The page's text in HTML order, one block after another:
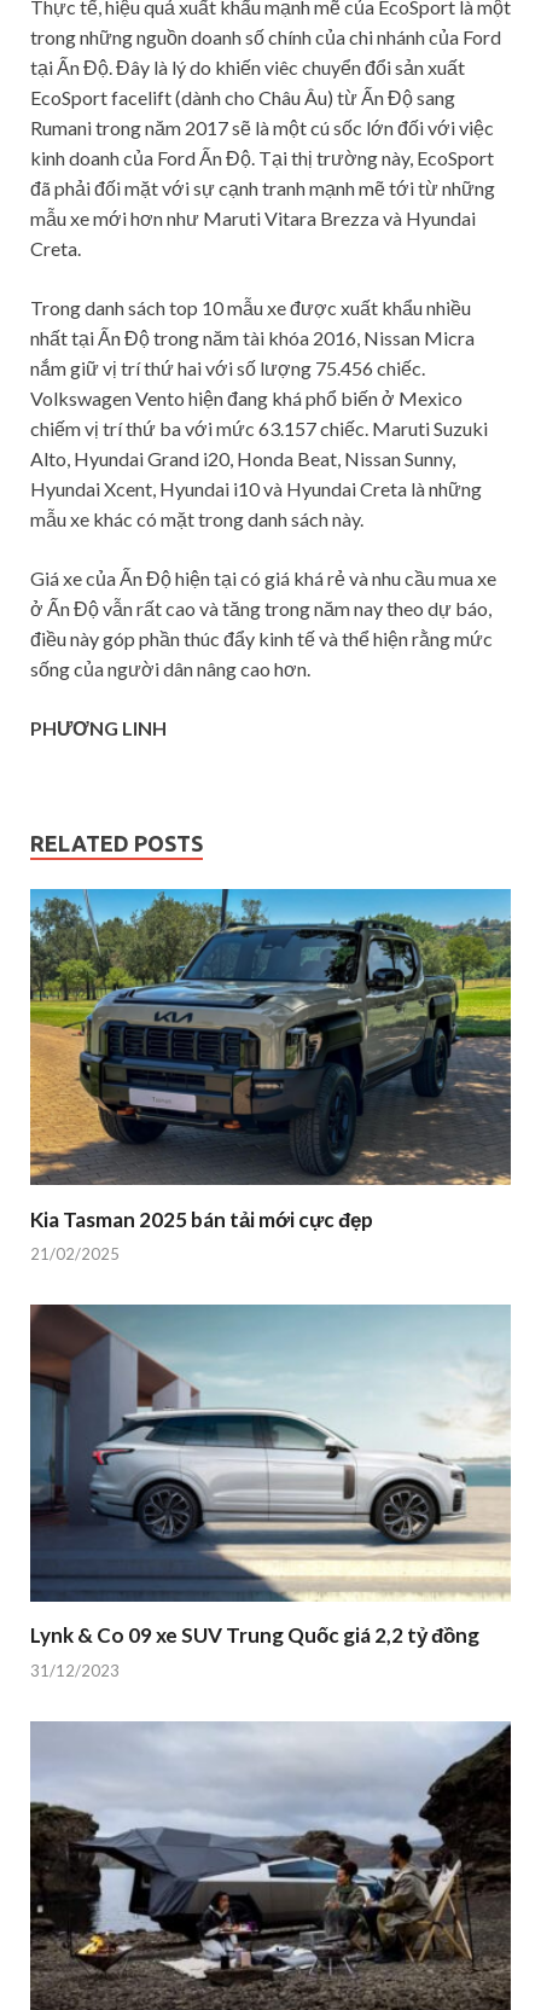
Thực tế, hiệu quả xuất khẩu mạnh mẽ của EcoSport là một
trong những nguồn doanh số chính của chi nhánh của Ford
tại Ấn Độ. Đây là lý do khiến viêc chuyển đổi sản xuất
EcoSport facelift (dành cho Châu Âu) từ Ấn Độ sang
Rumani trong năm 2017 sẽ là một cú sốc lớn đối với việc
kinh doanh của Ford Ấn Độ. Tại thị trường này, EcoSport
đã phải đối mặt với sự cạnh tranh mạnh mẽ tới từ những
mẫu xe mới hơn như Maruti Vitara Brezza và Hyundai
Creta.
Trong danh sách top 10 mẫu xe được xuất khẩu nhiều
nhất tại Ấn Độ trong năm tài khóa 2016, Nissan Micra
nắm giữ vị trí thứ hai với số lượng 75.456 chiếc.
Volkswagen Vento hiện đang khá phổ biến ở Mexico
chiếm vị trí thứ ba với mức 63.157 chiếc. Maruti Suzuki
Alto, Hyundai Grand i20, Honda Beat, Nissan Sunny,
Hyundai Xcent, Hyundai i10 và Hyundai Creta là những
mẫu xe khác có mặt trong danh sách này.
Giá xe của Ấn Độ hiện tại có giá khá rẻ và nhu cầu mua xe
ở Ấn Độ vẫn rất cao và tăng trong năm nay theo dự báo,
điều này góp phần thúc đẩy kinh tế và thể hiện rằng mức
sống của người dân nâng cao hơn.
PHƯƠNG LINH
RELATED POSTS
Kia Tasman 2025 bán tải mới cực đẹp
21/02/2025
Lynk & Co 09 xe SUV Trung Quốc giá 2,2 tỷ đồng
31/12/2023